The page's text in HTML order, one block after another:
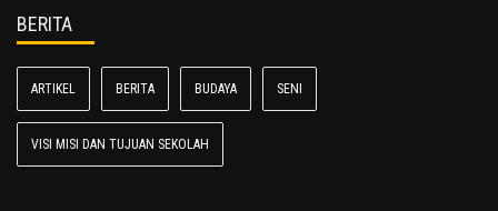
BERITA
ARTIKEL BERITA BUDAYA SENI
VISI MISI DAN TUJUAN SEKOLAH